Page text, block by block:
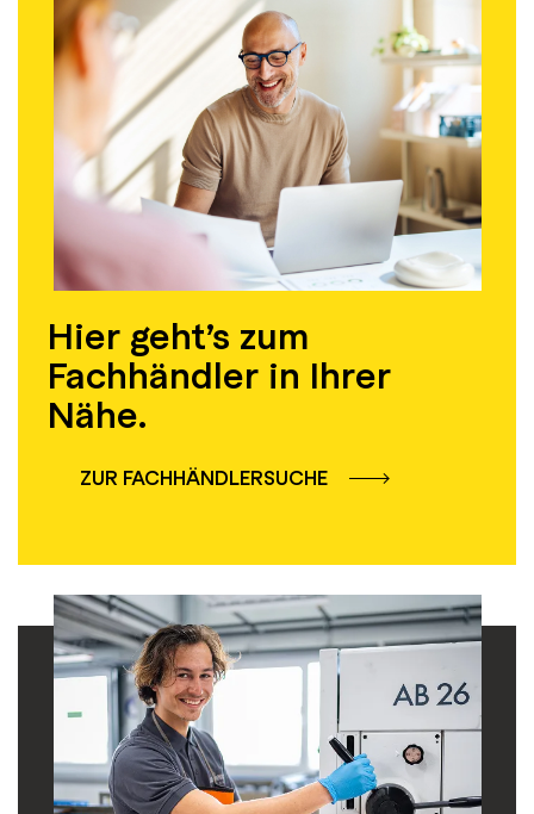
Hier geht’s zum
Fachhändler in Ihrer
Nähe.
ZUR FACHHÄNDLERSUCHE